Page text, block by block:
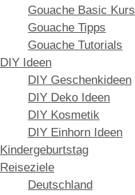
Gouache Basic Kurs
Gouache Tipps
Gouache Tutorials
DIY Ideen
DIY Geschenkideen
DIY Deko Ideen
DIY Kosmetik
DIY Einhorn Ideen
Kindergeburtstag
Reiseziele
Deutschland